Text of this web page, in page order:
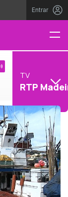
Entrar
TV
RTP